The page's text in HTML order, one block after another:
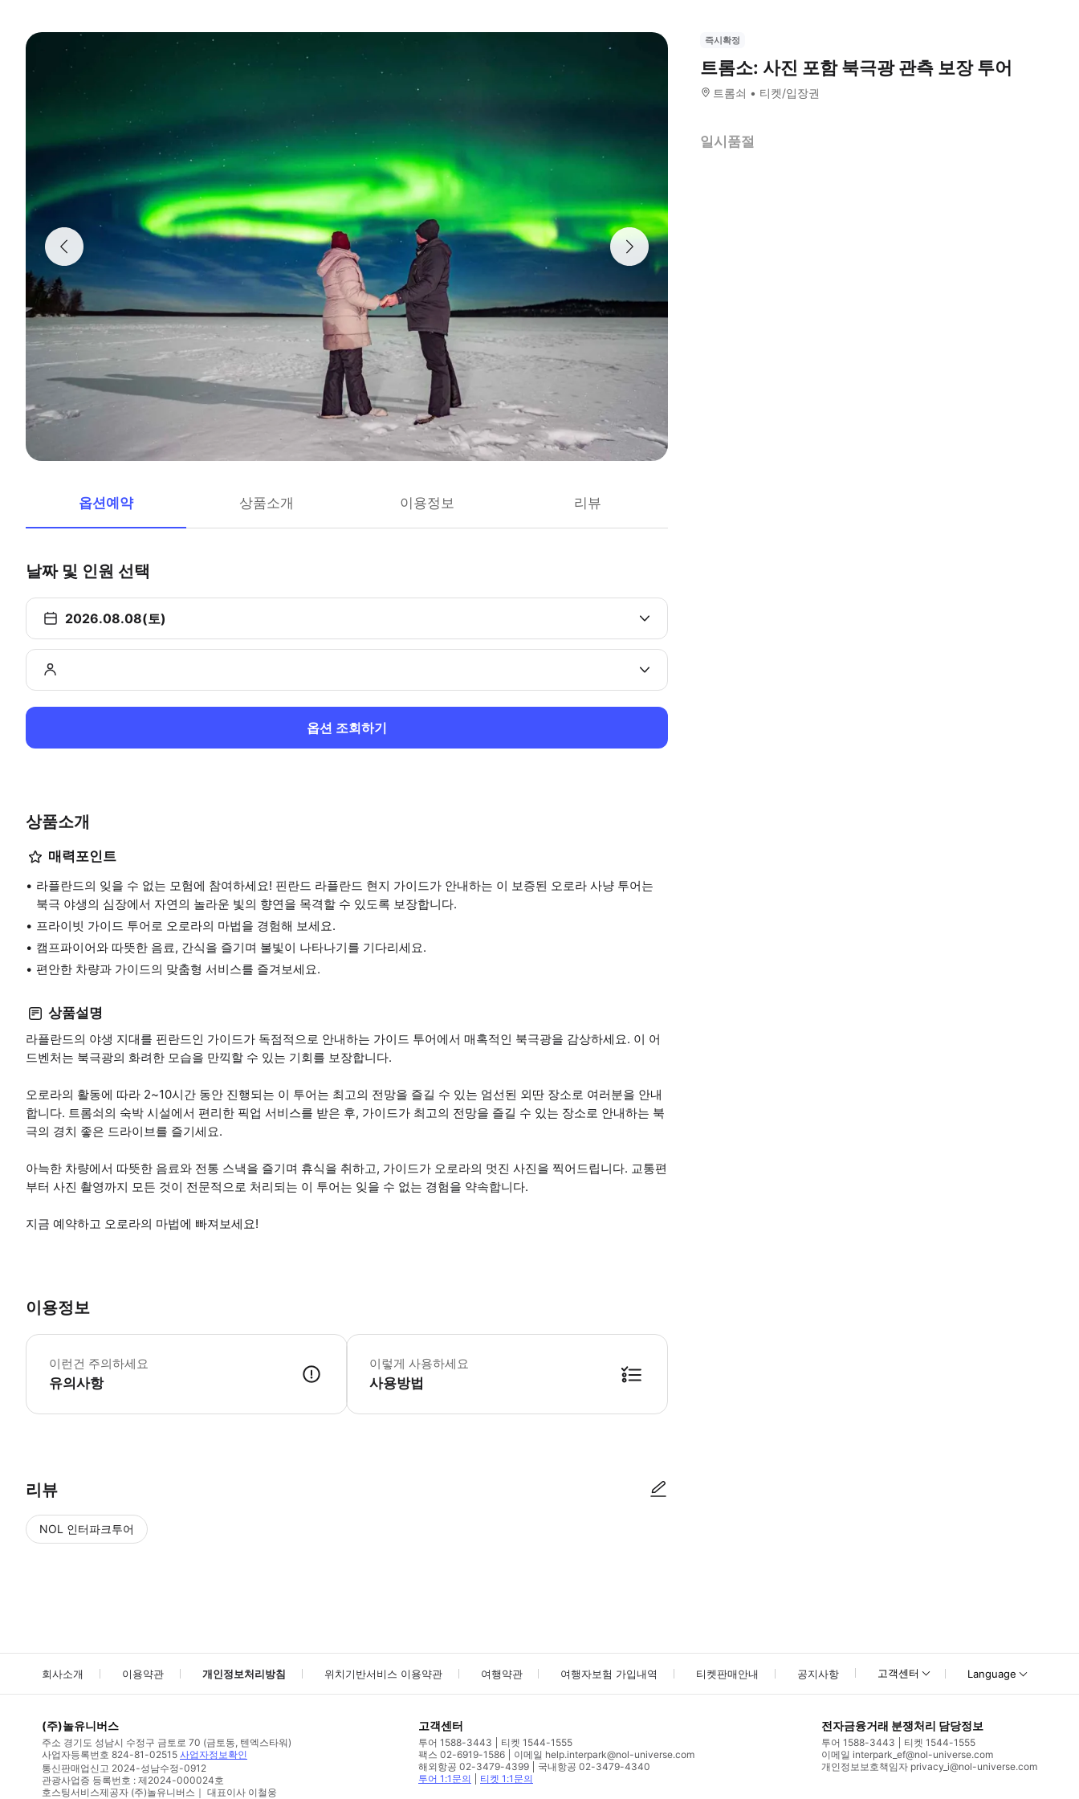
옵션예약 상품소개 이용정보 리뷰
날짜 및 인원 선택
2026.08.08(토)
옵션 조회하기
상품소개
매력포인트
라플란드의 잊을 수 없는 모험에 참여하세요! 핀란드 라플란드 현지 가이드가 안내하는 이 보증된 오로라 사냥 투어는
북극 야생의 심장에서 자연의 놀라운 빛의 향연을 목격할 수 있도록 보장합니다.
프라이빗 가이드 투어로 오로라의 마법을 경험해 보세요.
캠프파이어와 따뜻한 음료, 간식을 즐기며 불빛이 나타나기를 기다리세요.
편안한 차량과 가이드의 맞춤형 서비스를 즐겨보세요.
상품설명
라플란드의 야생 지대를 핀란드인 가이드가 독점적으로 안내하는 가이드 투어에서 매혹적인 북극광을 감상하세요. 이 어
드벤처는 북극광의 화려한 모습을 만끽할 수 있는 기회를 보장합니다.
오로라의 활동에 따라 2~10시간 동안 진행되는 이 투어는 최고의 전망을 즐길 수 있는 엄선된 외딴 장소로 여러분을 안내
합니다. 트롬쇠의 숙박 시설에서 편리한 픽업 서비스를 받은 후, 가이드가 최고의 전망을 즐길 수 있는 장소로 안내하는 북
극의 경치 좋은 드라이브를 즐기세요.
아늑한 차량에서 따뜻한 음료와 전통 스낵을 즐기며 휴식을 취하고, 가이드가 오로라의 멋진 사진을 찍어드립니다. 교통편
부터 사진 촬영까지 모든 것이 전문적으로 처리되는 이 투어는 잊을 수 없는 경험을 약속합니다.
지금 예약하고 오로라의 마법에 빠져보세요!
이용정보
이런건 주의하세요
유의사항
이 투어는 오로라를 보지 못하면 환불해 드립니다. * 소요시간 : 6시간 (옵션에 따라 소요 시간이 다를 수 있으니, 예약 시 확인 부탁드립니다.)
이렇게 사용하세요
사용방법
리뷰
NOL 인터파크투어
즉시확정
트롬소: 사진 포함 북극광 관측 보장 투어
트롬쇠 티켓/입장권
일시품절
회사소개 이용약관 개인정보처리방침 위치기반서비스 이용약관 여행약관 여행자보험 가입내역 티켓판매안내 공지사항 고객센터 Language
(주)놀유니버스
주소 경기도 성남시 수정구 금토로 70 (금토동, 텐엑스타워)
사업자등록번호 824-81-02515 사업자정보확인
통신판매업신고 2024-성남수정-0912
관광사업증 등록번호 : 제2024-000024호
호스팅서비스제공자 (주)놀유니버스｜ 대표이사 이철웅
고객센터
투어 1588-3443
티켓 1544-1555
팩스 02-6919-1586
이메일 help.interpark@nol-universe.com
해외항공 02-3479-4399
국내항공 02-3479-4340
투어 1:1문의
티켓 1:1문의
전자금융거래 분쟁처리 담당정보
투어 1588-3443
티켓 1544-1555
이메일 interpark_ef@nol-universe.com
개인정보보호책임자 privacy_i@nol-universe.com